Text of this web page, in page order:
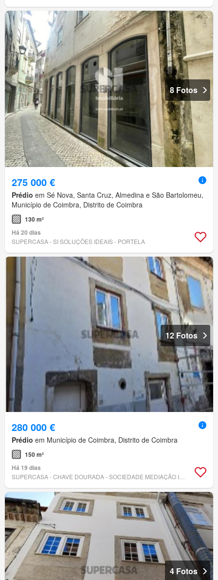
8 Fotos
275 000 €
Prédio em Sé Nova, Santa Cruz, Almedina e São Bartolomeu,
Município de Coimbra, Distrito de Coimbra
130 m²
Há 20 dias
SUPERCASA - SI SOLUÇÕES IDEAIS - PORTELA
12 Fotos
280 000 €
Prédio em Município de Coimbra, Distrito de Coimbra
150 m²
Há 19 dias
4 Fotos